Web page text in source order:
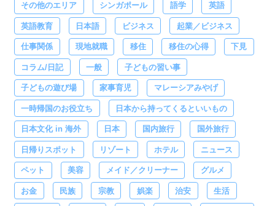
その他のエリア シンガポール 語学 英語
英語教育 日本語 ビジネス 起業／ビジネス
仕事関係 現地就職 移住 移住の心得 下見
コラム/日記 一般 子どもの習い事
子どもの遊び場 家事育児 マレーシアみやげ
一時帰国のお役立ち 日本から持ってくるといいもの
日本文化 in 海外 日本 国内旅行 国外旅行
日帰りスポット リゾート ホテル ニュース
ペット 美容 メイド／クリーナー グルメ
お金 民族 宗教 娯楽 治安 生活